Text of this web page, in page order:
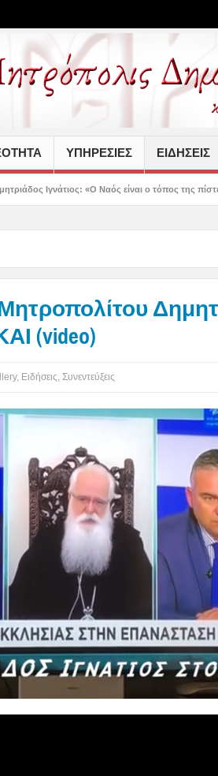
ΥΠΗΡΕΣΙΕΣ ΕΙΔΗΣΕΙΣ
Ναός είναι ο τόπος της πίστεως, της
(video)
, Ειδήσεις, Συνεντεύξεις